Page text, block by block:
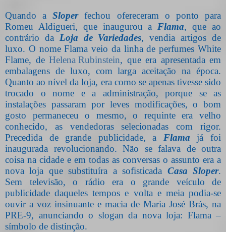
Quando aSloperfechou ofereceram o ponto para
Romeu Aldigueri, que inaugurou a Flama, que ao
contrário da Loja de Variedades, vendia artigos de
luxo. O nome Flama veio da linha de perfumes White
Flame, de Helena Rubinstein, que era apresentada em
embalagens de luxo, com larga aceitação na época.
Quanto ao nível da loja, era como se apenas tivesse sido
trocado o nome e a administração, porque se as
instalações passaram por leves modificações, o bom
gosto permaneceu o mesmo, o requinte era velho
conhecido, as vendedoras selecionadas com rigor.
Precedida de grande publicidade, a Flama já foi
inaugurada revolucionando. Não se falava de outra
coisa na cidade e em todas as conversas o assunto era a
nova loja que substituíra a sofisticada Casa Sloper.
Sem televisão, o rádio era o grande veículo de
publicidade daqueles tempos e volta e meia podia-se
ouvir a voz insinuante e macia de Maria José Brás, na
PRE-9, anunciando o slogan da nova loja: Flama –
símbolo de distinção.